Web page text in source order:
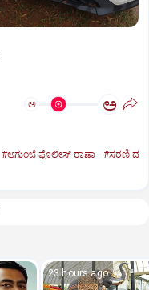
ಅ ಅ
#ಆಗುಂಬೆ ಪೊಲೀಸ್ ಠಾಣಾ
#ಸರಣಿ ದ
23 hours ago